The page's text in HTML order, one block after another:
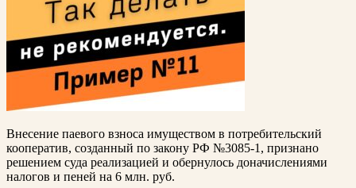
Внесение паевого взноса имуществом в потребительский
кооператив, созданный по закону РФ №3085-1, признано
решением суда реализацией и обернулось доначислениями
налогов и пеней на 6 млн. руб.